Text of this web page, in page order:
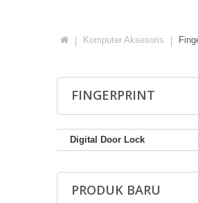
Komputer Aksesoris
FINGERPRINT
Digital Door Lock
PRODUK BARU